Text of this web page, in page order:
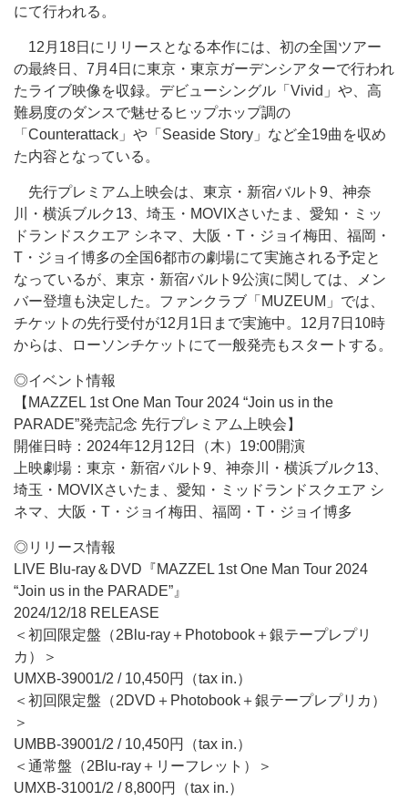
にて行われる。
12月18日にリリースとなる本作には、初の全国ツアー
の最終日、7月4日に東京・東京ガーデンシアターで行われ
たライブ映像を収録。デビューシングル「Vivid」や、高
難易度のダンスで魅せるヒップホップ調の
「Counterattack」や「Seaside Story」など全19曲を収め
た内容となっている。
先行プレミアム上映会は、東京・新宿バルト9、神奈
川・横浜ブルク13、埼玉・MOVIXさいたま、愛知・ミッ
ドランドスクエア シネマ、大阪・T・ジョイ梅田、福岡・
T・ジョイ博多の全国6都市の劇場にて実施される予定と
なっているが、東京・新宿バルト9公演に関しては、メン
バー登壇も決定した。ファンクラブ「MUZEUM」では、
チケットの先行受付が12月1日まで実施中。12月7日10時
からは、ローソンチケットにて一般発売もスタートする。
◎イベント情報
【MAZZEL 1st One Man Tour 2024 “Join us in the
PARADE”発売記念 先行プレミアム上映会】
開催日時：2024年12月12日（木）19:00開演
上映劇場：東京・新宿バルト9、神奈川・横浜ブルク13、
埼玉・MOVIXさいたま、愛知・ミッドランドスクエア シ
ネマ、大阪・T・ジョイ梅田、福岡・T・ジョイ博多
◎リリース情報
LIVE Blu-ray＆DVD『MAZZEL 1st One Man Tour 2024
“Join us in the PARADE”』
2024/12/18 RELEASE
＜初回限定盤（2Blu-ray＋Photobook＋銀テープレプリ
カ）＞
UMXB-39001/2 / 10,450円（tax in.）
＜初回限定盤（2DVD＋Photobook＋銀テープレプリカ）
＞
UMBB-39001/2 / 10,450円（tax in.）
＜通常盤（2Blu-ray＋リーフレット）＞
UMXB-31001/2 / 8,800円（tax in.）